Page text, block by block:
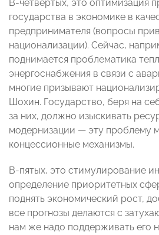
В-четвертых, это оптимизация
государства в экономике в
предпринимателя (вопросы
национализации). Сейчас,
поднимается проблематика
энергоснабжения в связи с
многие призывают
Шохин. Государство, беря на
за них, должно изыскивать
модернизации — эту проблему
концессионные механизмы.
В-пятых, это стимулирование
определение приоритетных
поднять экономический рост,
все прогнозы делаются с
нам же надо поддерживать его